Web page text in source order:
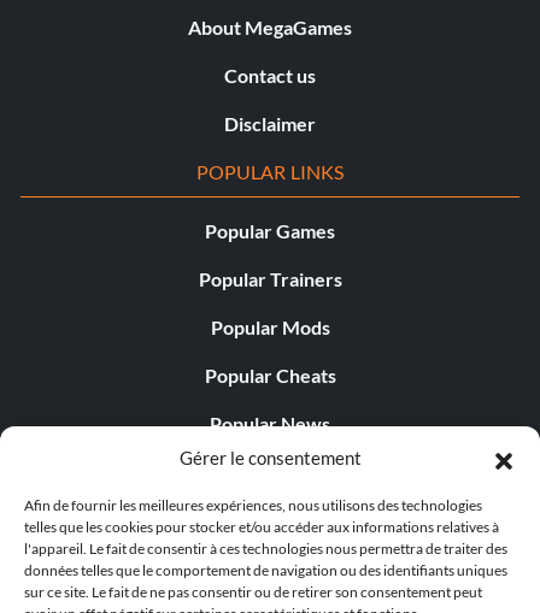
Gérer le consentement
Afin de fournir les meilleures expériences, nous utilisons des technologies
telles que les cookies pour stocker et/ou accéder aux informations relatives à
l'appareil. Le fait de consentir à ces technologies nous permettra de traiter des
données telles que le comportement de navigation ou des identifiants uniques
sur ce site. Le fait de ne pas consentir ou de retirer son consentement peut
About MegaGames
Contact us
Disclaimer
POPULAR LINKS
Popular Games
Popular Trainers
Popular Mods
Popular Cheats
Popular News
Popular Editorials
Popular Free Games
LATEST UPDATES